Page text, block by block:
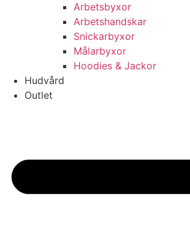
Arbetsbyxor
Arbetshandskar
Snickarbyxor
Målarbyxor
Hoodies & Jackor
Hudvård
Outlet